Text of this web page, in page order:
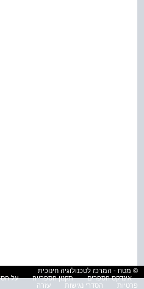
© מטח - המרכז לטכנולוגיה חינוכית
אינדקס הספרים
תקנון הספרייה על
פרטיות
הסדרי נגישות עזרה